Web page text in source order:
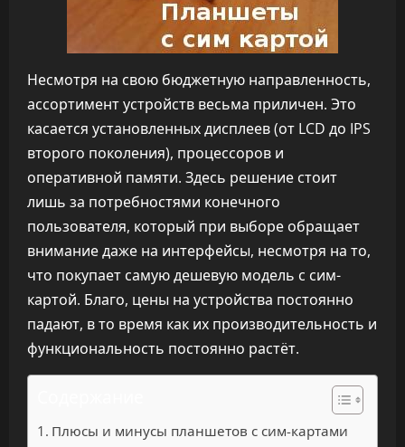
Несмотря на свою бюджетную направленность,
ассортимент устройств весьма приличен. Это
касается установленных дисплеев (от LCD до IPS
второго поколения), процессоров и
оперативной памяти. Здесь решение стоит
лишь за потребностями конечного
пользователя, который при выборе обращает
внимание даже на интерфейсы, несмотря на то,
что покупает самую дешевую модель с сим-
картой. Благо, цены на устройства постоянно
падают, в то время как их производительность и
функциональность постоянно растёт.
Плюсы и минусы планшетов с сим-картами